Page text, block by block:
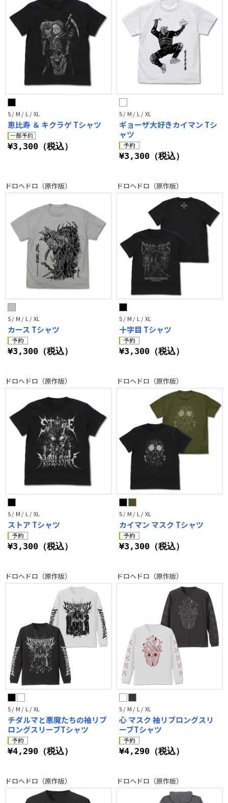
S / M / L / XL
恵比寿 ＆ キクラゲ Tシャツ
¥3,300（税込）
S / M / L / XL
ギョーザ大好きカイマン Tシ
ャツ
¥3,300（税込）
ドロヘドロ（原作版）
S / M / L / XL
カース Tシャツ
¥3,300（税込）
ドロヘドロ（原作版）
S / M / L / XL
十字目 Tシャツ
¥3,300（税込）
ドロヘドロ（原作版）
S / M / L / XL
ストア Tシャツ
¥3,300（税込）
ドロヘドロ（原作版）
S / M / L / XL
カイマン マスク Tシャツ
¥3,300（税込）
ドロヘドロ（原作版）
S / M / L / XL
チダルマと悪魔たちの袖リブ
ロングスリーブTシャツ
¥4,290（税込）
ドロヘドロ（原作版）
S / M / L / XL
心 マスク 袖リブロングスリ
ーブTシャツ
¥4,290（税込）
ドロヘドロ（原作版） ドロヘドロ（原作版）